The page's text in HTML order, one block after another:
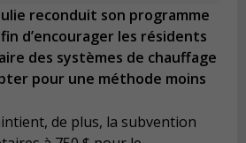
reconduit son programme
d’encourager les résidents
des systèmes de chauffage
pour une méthode moins
de plus, la subvention